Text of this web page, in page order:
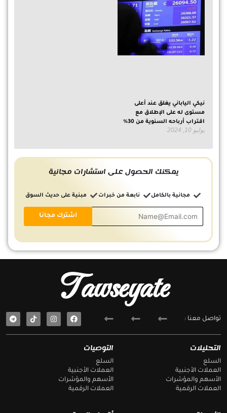
نيكي الياباني يغلق عند أعلى
مستوى له على الإطلاق مع
اقتراب أرباحه السنوية من 30%
يوليو 10, 2024
يمكنك الحصول على استشارات مجانية
مجانية بالكامل نابعة من خبرات مبنية على حديث السوق
التوصيات
السلع
العملات الأجنبية
الأسهم والمؤشرات
العملات الرقمية
التحليلات
السلع
العملات الأجنبية
الأسهم والمؤشرات
العملات الرقمية
Tawseyate
تواصل معنا :
F
a
e
T
e
e